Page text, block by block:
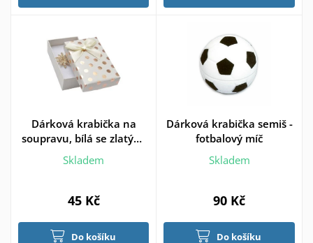
Dárková krabička na
soupravu, bílá se zlatými
puntíky
Skladem
45 Kč
Do košíku
Dárková krabička semiš -
fotbalový míč
Skladem
90 Kč
Do košíku